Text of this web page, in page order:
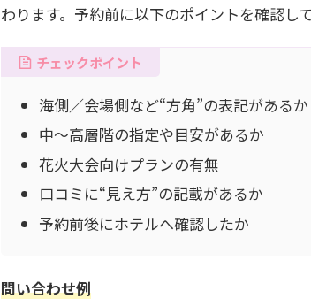
わります。予約前に以下のポイントを確認し
チェックポイント
海側／会場側など“方角”の表記があるか
中〜高層階の指定や目安があるか
花火大会向けプランの有無
口コミに“見え方”の記載があるか
予約前後にホテルへ確認したか
問い合わせ例